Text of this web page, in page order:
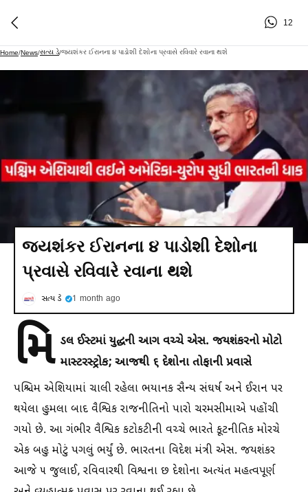
12
Home/News/સત્ય ડે/જયશંકર ઈરાનના ૪ પાડોશી દેશોના પ્રવાસે રવિવારે રવાના થશે
જયશંકર ઈરાનના ૪ પાડોશી દેશોના
પ્રવાસે રવિવારે રવાના થશે
સત્ય ડે 1 month ago
મિ ડલ ઈસ્ટમાં યુદ્ધની આગ વચ્ચે એસ. જયશંકરનો મોટો
માસ્ટરસ્ટ્રોક; આજથી ૬ દેશોના તોફાની પ્રવાસે
પશ્ચિમ એશિયામાં ચાલી રહેલા ભયાનક સૈન્ય સંઘર્ષ અને ઈરાન પર
થયેલા હુમલા બાદ વૈશ્વિક રાજનીતિનો પારો ચરમસીમાએ પહોંચી
ગયો છે. આ ગંભીર વૈશ્વિક કટોકટીની વચ્ચે ભારતે કૂટનીતિક મોરચે
એક બહુ મોટું પગલું ભર્યું છે. ભારતના વિદેશ મંત્રી એસ. જયશંકર
આજે ૫ જુલાઈ, રવિવારથી વિશ્વના છ દેશોના અત્યંત મહત્વપૂર્ણ